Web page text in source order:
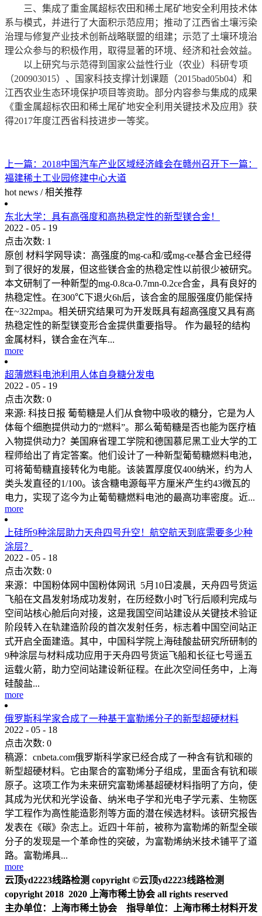
三、集成了重金属超标农田和稀土尾矿地安全利用技术体
系与模式，并进行了大面积示范应用；推动了江西省土壤污染
治理与修复产业技术创新战略联盟的组建；示范了土壤环境治
理公众参与的积极作用，取得显著的环境、经济和社会效益。
以上研究与示范得到国家公益性行业（农业）科研专项
（200903015）、国家科技支撑计划课题（2015bad05b04）和
江西农业生态环境保护项目等资助。部分内容参与集成的成果
《重金属超标农田和稀土尾矿地安全利用关键技术及应用》获
得2017年度江西省科技进步一等奖。
上一篇： 2018中国汽车产业区域经济峰会在赣州召开下一篇：
福建稀土工业园修建中心大道
hot news / 相关推荐
东北大学：具有高强度和高热稳定性的新型镁合金！
2022 - 05 - 19
点击次数: 1
原创 材料学网导读：高强度的mg-ca和/或mg-ce基合金已经得
到了很好的发展，但这些镁合金的热稳定性以前很少被研究。
本文研制了一种新型的mg-0.8ca-0.7mn-0.2ce合金，具有良好的
热稳定性。在300℃下退火6h后，该合金的屈服强度仍能保持
在~322mpa。相关研究结果可为开发既具有超高强度又具有高
热稳定性的新型镁变形合金提供重要指导。 作为最轻的结构
金属材料，镁合金在汽车...
more
超薄燃料电池利用人体自身糖分发电
2022 - 05 - 19
点击次数: 0
来源: 科技日报 葡萄糖是人们从食物中吸收的糖分，它是为人
体每个细胞提供动力的“燃料”。那么葡萄糖是否也能为医疗植
入物提供动力？美国麻省理工学院和德国慕尼黑工业大学的工
程师给出了肯定答案。他们设计了一种新型葡萄糖燃料电池，
可将葡萄糖直接转化为电能。该装置厚度仅400纳米，约为人
类头发直径的1/100。该含糖电源每平方厘米产生约43微瓦的
电力，实现了迄今为止葡萄糖燃料电池的最高功率密度。近...
more
上硅所9种涂层助力天舟四号升空！航空航天到底需要多少种
涂层？
2022 - 05 - 18
点击次数: 0
来源：中国粉体网中国粉体网讯 5月10日凌晨，天舟四号货运
飞船在文昌发射场成功发射，在历经数小时飞行后顺利完成与
空间站核心舱后向对接，这是我国空间站建设从关键技术验证
阶段转入在轨建造阶段的首次发射任务，标志着中国空间站正
式开启全面建造。其中，中国科学院上海硅酸盐研究所研制的
9种涂层与材料成功应用于天舟四号货运飞船和长征七号遥五
运载火箭，助力空间站建设新征程。在此次空间任务中，上海
硅酸盐...
more
俄罗斯科学家合成了一种基于富勒烯分子的新型超硬材料
2022 - 05 - 18
点击次数: 0
稿源：cnbeta.com俄罗斯科学家已经合成了一种含有钪和碳的
新型超硬材料。它由聚合的富勒烯分子组成，里面含有钪和碳
原子。这项工作为未来研究富勒烯基超硬材料指明了方向，使
其成为光伏和光学设备、纳米电子学和光电子学元素、生物医
学工程作为高性能造影剂等方面的潜在候选材料。该研究报告
发表在《碳》杂志上。近四十年前，被称为富勒烯的新型全碳
分子的发现是一个革命性的突破，为富勒烯纳米技术铺平了道
路。富勒烯具...
more
云顶yd2223线路检测 copyright ©云顶yd2223线路检测
copyright 2018 2020 上海市稀土协会 all rights reserved
主办单位：上海市稀土协会 指导单位：上海市稀土材料开发